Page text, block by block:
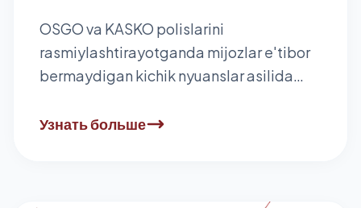
OSGO va KASKO polislarini
rasmiylashtirayotganda mijozlar e'tibor
bermaydigan kichik nyuanslar asilida
muammolarga olib kelishi mumkin?
Узнать больше